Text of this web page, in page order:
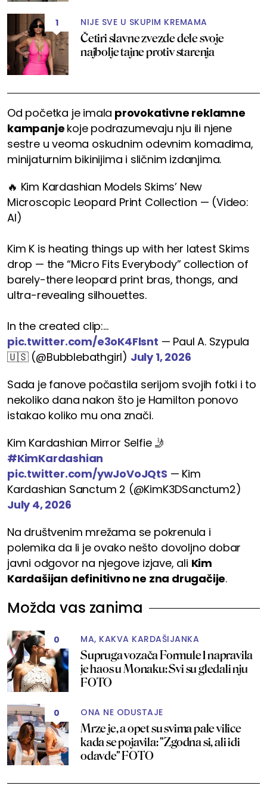
1 NIJE SVE U SKUPIM KREMAMA
Četiri slavne zvezde dele svoje
najbolje tajne protiv starenja
Od početka je imala provokativne reklamne
kampanje koje podrazumevaju nju ili njene
sestre u veoma oskudnim odevnim komadima,
minijaturnim bikinijima i sličnim izdanjima.
🔥 Kim Kardashian Models Skims’ New
Microscopic Leopard Print Collection — (Video:
AI)
Kim K is heating things up with her latest Skims
drop — the “Micro Fits Everybody” collection of
barely-there leopard print bras, thongs, and
ultra-revealing silhouettes.
In the created clip:…
pic.twitter.com/e3oK4Flsnt — Paul A. Szypula
🇺🇸 (@Bubblebathgirl) July 1, 2026
Sada je fanove počastila serijom svojih fotki i to
nekoliko dana nakon što je Hamilton ponovo
istakao koliko mu ona znači.
Kim Kardashian Mirror Selfie 🤳
#KimKardashian
pic.twitter.com/ywJoVoJQtS — Kim
Kardashian Sanctum 2 (@KimK3DSanctum2)
July 4, 2026
Na društvenim mrežama se pokrenula i
polemika da li je ovako nešto dovoljno dobar
javni odgovor na njegove izjave, ali Kim
Kardašijan definitivno ne zna drugačije.
Možda vas zanima
0 MA, KAKVA KARDAŠIJANKA
Supruga vozača Formule 1 napravila
je haos u Monaku: Svi su gledali nju
FOTO
0 ONA NE ODUSTAJE
Mrze je, a opet su svima pale vilice
kada se pojavila: "Zgodna si, ali idi
odavde" FOTO